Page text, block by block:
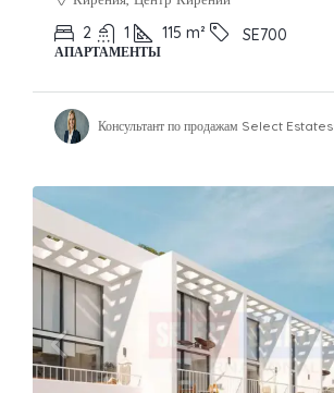
2 1 115 m² SE700
АПАРТАМЕНТЫ
Консультант по продажам Select Estates